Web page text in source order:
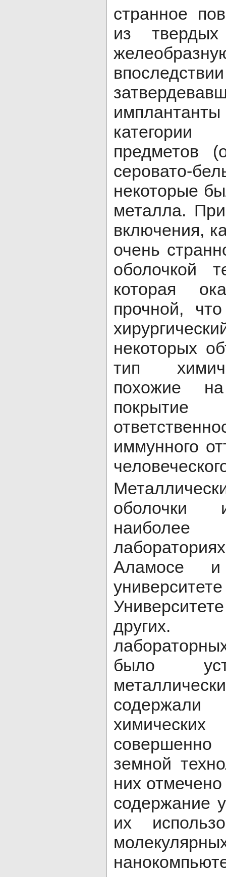
странное
из
категории
предметов
серовато-
некоторые
металла.
включения,
очень
оболочкой
которая
прочной,
некоторых
тип
похожие
иммунного
оболочки
Аламосе и
других.
было
земной
них
содержание
их